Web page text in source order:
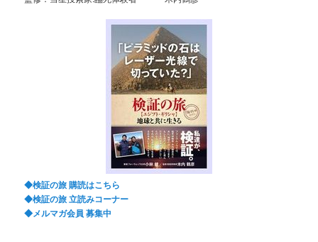
◆検証の旅 購読はこちら
◆検証の旅 立読みコーナー
◆メルマガ会員 募集中